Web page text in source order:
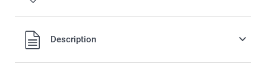
14,50 / pièce
Tous les prix sont TVA incluse
Description